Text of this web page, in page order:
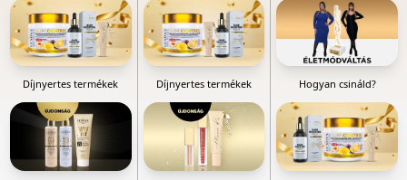
Díjnyertes termékek Díjnyertes termékek Hogyan csináld?